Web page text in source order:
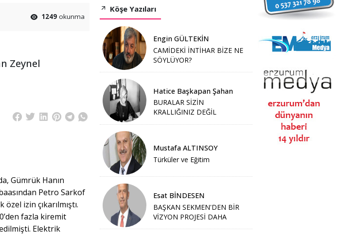
1249 okunma
Zeynel
Gümrük Hanın
Petro Sarkof
izin çıkarılmıştı.
fazla kiremit
Elektrik
Köşe Yazıları
Engin GÜLTEKİN
CAMİDEKİ İNTİHAR BİZE NE
SÖYLÜYOR?
Hatice Başkapan Şahan
BURALAR SİZİN
KRALLIĞINIZ DEĞİL
Mustafa ALTINSOY
Türküler ve Eğitim
Esat BİNDESEN
BAŞKAN SEKMEN'DEN BİR
VİZYON PROJESİ DAHA